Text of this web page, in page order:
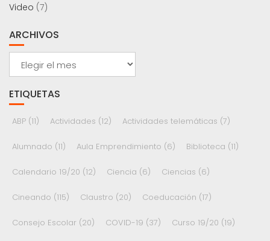
Video (7)
ARCHIVOS
ETIQUETAS
ABP (11) Actividades (12) Actividades telemáticas (7)
Alumnado (11) Aula Emprendimiento (6) Biblioteca (11)
Calendario 19/20 (12) Ciencia (6) Ciencias (6)
Cineando (115) Claustro (20) Coeducación (17)
Consejo Escolar (20) COVID-19 (37) Curso 19/20 (19)